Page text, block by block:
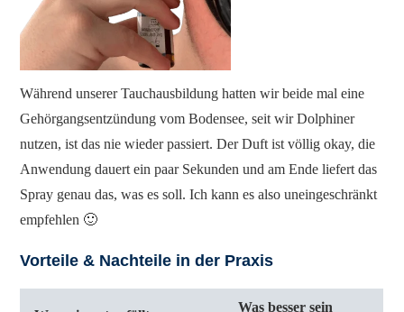
Während unserer Tauchausbildung hatten wir beide mal eine
Gehörgangsentzündung vom Bodensee, seit wir Dolphiner
nutzen, ist das nie wieder passiert. Der Duft ist völlig okay, die
Anwendung dauert ein paar Sekunden und am Ende liefert das
Spray genau das, was es soll. Ich kann es also uneingeschränkt
empfehlen 🙂
Vorteile & Nachteile in der Praxis
Was besser sein